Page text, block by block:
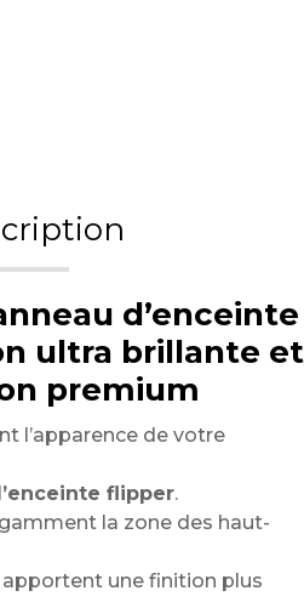
d’enceinte
ultra brillante et
premium
l’apparence de votre
flipper.
la zone des haut-
une finition plus